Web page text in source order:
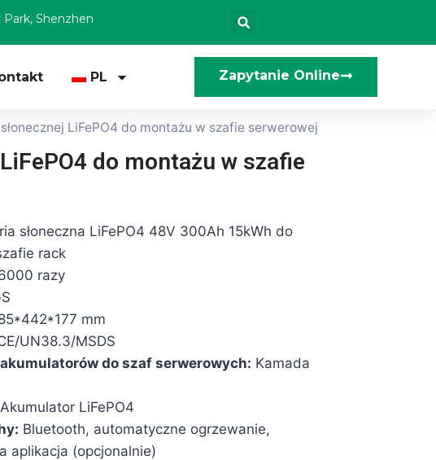
Shenzhen
PL Zapytanie Online
LiFePO4 do montażu w szafie serwerowej
do montażu w szafie
słoneczna LiFePO4 48V 300Ah 15kWh do
rack
razy
mm
UN38.3/MSDS
do szaf serwerowych: Kamada
Akumulator LiFePO4
Bluetooth, automatyczne ogrzewanie,
aplikacja (opcjonalnie)